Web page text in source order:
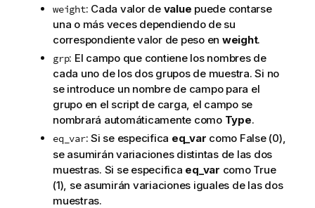
weight: Cada valor de value puede contarse
una o más veces dependiendo de su
correspondiente valor de peso en weight.
grp: El campo que contiene los nombres de
cada uno de los dos grupos de muestra. Si no
se introduce un nombre de campo para el
grupo en el script de carga, el campo se
nombrará automáticamente como Type.
eq_var: Si se especifica eq_var como False(0),
se asumirán variaciones distintas de las dos
muestras. Si se especifica eq_var como True
(1), se asumirán variaciones iguales de las dos
muestras.